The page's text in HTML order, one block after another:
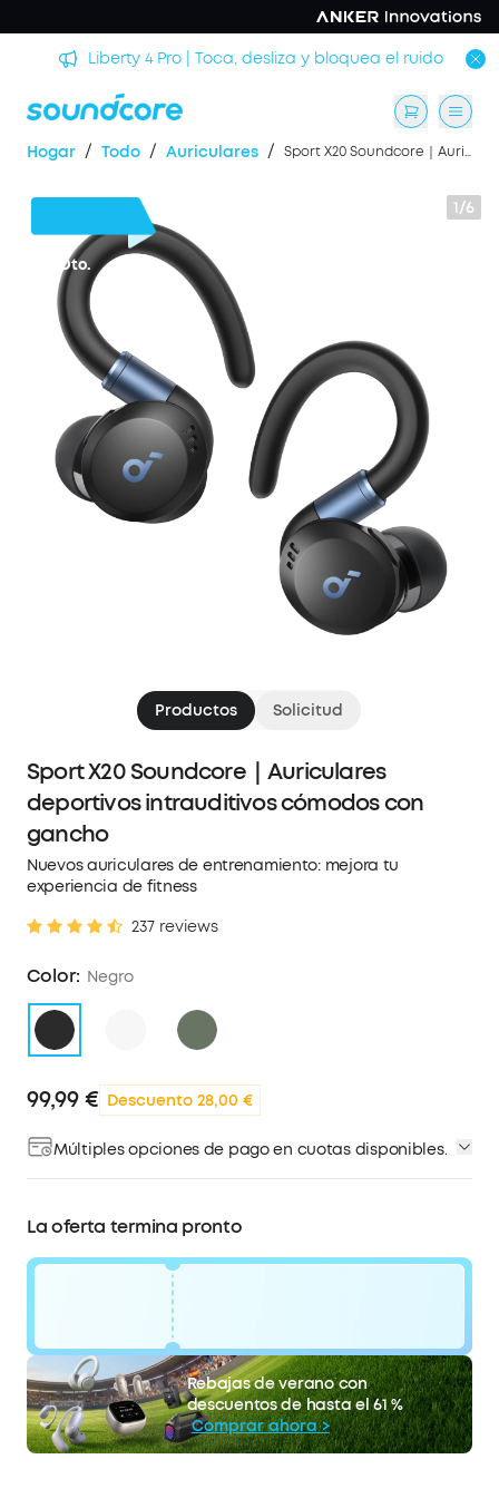
Liberty 4 Pro | Toca, desliza y bloquea el ruido
Hogar / Todo / Auriculares / Sport X20 Soundcore｜Auriculares deportivos intrauditivos cómodos con gancho
1/6
Dto.
Productos Solicitud
Sport X20 Soundcore｜Auriculares
deportivos intrauditivos cómodos con
gancho
Nuevos auriculares de entrenamiento: mejora tu
experiencia de fitness
237 reviews
Color: Negro
99,99 € Descuento 28,00 €
Múltiples opciones de pago en cuotas disponibles.
La oferta termina pronto
28 €
Descuento
código:WS24HN6MDOR7
La oferta termina pronto.
COPIAR
Rebajas de verano con
descuentos de hasta el 61 %
Comprar ahora >